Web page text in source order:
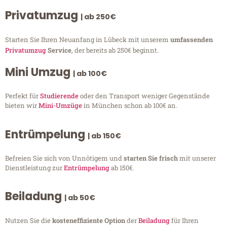
Privatumzug | ab 250€
Starten Sie Ihren Neuanfang in Lübeck mit unserem umfassenden
PrivatumzugService, der bereits ab 250€ beginnt.
Mini Umzug | ab 100€
Perfekt fürStudierendeoder den Transport weniger Gegenstände
bieten wirMini-Umzügein München schon ab 100€ an.
Entrümpelung | ab 150€
Befreien Sie sich von Unnötigem undstarten Sie frischmit unserer
Dienstleistung zurEntrümpelungab 150€.
Beiladung | ab 50€
Nutzen Sie diekosteneffiziente OptionderBeiladungfür Ihren